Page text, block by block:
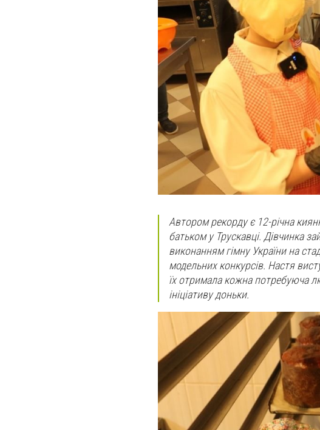
Автором рекорду є 12-річна
батьком у Трускавці. Дівчинка
виконанням гімну України на
модельних конкурсів. Настя
їх отримала кожна потребуюча
ініціативу доньки.